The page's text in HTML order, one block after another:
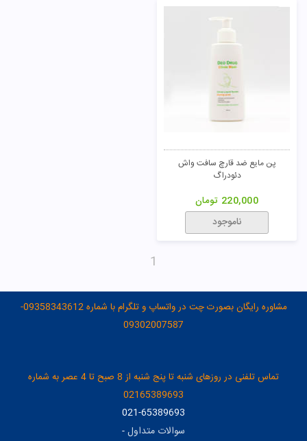
پن مایع ضد قارچ سافت واش
دئودراگ
220,000 تومان
ناموجود
1
مشاوره رایگان بصورت چت در واتساپ و تلگرام با شماره 09358343612-
09302007587
تماس تلفنی در روزهای شنبه تا پنج شنبه از 8 صبح تا 4 عصر به شماره
02165389693
021-65389693
سوالات متداول-